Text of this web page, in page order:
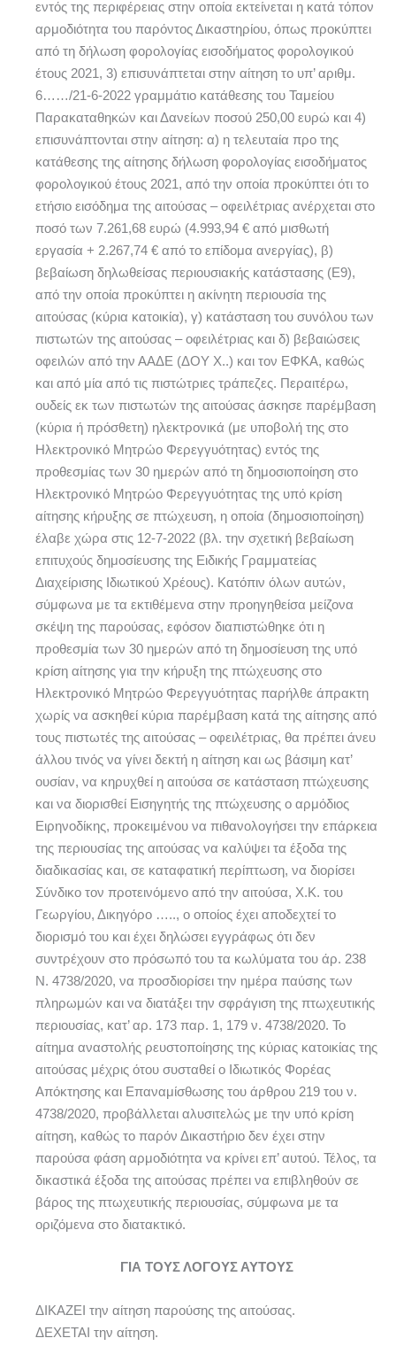
εντός της περιφέρειας στην οποία εκτείνεται η κατά τόπον
αρμοδιότητα του παρόντος Δικαστηρίου, όπως προκύπτει
από τη δήλωση φορολογίας εισοδήματος φορολογικού
έτους 2021, 3) επισυνάπτεται στην αίτηση το υπ’ αριθμ.
6……/21-6-2022 γραμμάτιο κατάθεσης του Ταμείου
Παρακαταθηκών και Δανείων ποσού 250,00 ευρώ και 4)
επισυνάπτονται στην αίτηση: α) η τελευταία προ της
κατάθεσης της αίτησης δήλωση φορολογίας εισοδήματος
φορολογικού έτους 2021, από την οποία προκύπτει ότι το
ετήσιο εισόδημα της αιτούσας – οφειλέτριας ανέρχεται στο
ποσό των 7.261,68 ευρώ (4.993,94 € από μισθωτή
εργασία + 2.267,74 € από το επίδομα ανεργίας), β)
βεβαίωση δηλωθείσας περιουσιακής κατάστασης (Ε9),
από την οποία προκύπτει η ακίνητη περιουσία της
αιτούσας (κύρια κατοικία), γ) κατάσταση του συνόλου των
πιστωτών της αιτούσας – οφειλέτριας και δ) βεβαιώσεις
οφειλών από την ΑΑΔΕ (ΔΟΥ Χ..) και τον ΕΦΚΑ, καθώς
και από μία από τις πιστώτριες τράπεζες. Περαιτέρω,
ουδείς εκ των πιστωτών της αιτούσας άσκησε παρέμβαση
(κύρια ή πρόσθετη) ηλεκτρονικά (με υποβολή της στο
Ηλεκτρονικό Μητρώο Φερεγγυότητας) εντός της
προθεσμίας των 30 ημερών από τη δημοσιοποίηση στο
Ηλεκτρονικό Μητρώο Φερεγγυότητας της υπό κρίση
αίτησης κήρυξης σε πτώχευση, η οποία (δημοσιοποίηση)
έλαβε χώρα στις 12-7-2022 (βλ. την σχετική βεβαίωση
επιτυχούς δημοσίευσης της Ειδικής Γραμματείας
Διαχείρισης Ιδιωτικού Χρέους). Κατόπιν όλων αυτών,
σύμφωνα με τα εκτιθέμενα στην προηγηθείσα μείζονα
σκέψη της παρούσας, εφόσον διαπιστώθηκε ότι η
προθεσμία των 30 ημερών από τη δημοσίευση της υπό
κρίση αίτησης για την κήρυξη της πτώχευσης στο
Ηλεκτρονικό Μητρώο Φερεγγυότητας παρήλθε άπρακτη
χωρίς να ασκηθεί κύρια παρέμβαση κατά της αίτησης από
τους πιστωτές της αιτούσας – οφειλέτριας, θα πρέπει άνευ
άλλου τινός να γίνει δεκτή η αίτηση και ως βάσιμη κατ’
ουσίαν, να κηρυχθεί η αιτούσα σε κατάσταση πτώχευσης
και να διορισθεί Εισηγητής της πτώχευσης ο αρμόδιος
Ειρηνοδίκης, προκειμένου να πιθανολογήσει την επάρκεια
της περιουσίας της αιτούσας να καλύψει τα έξοδα της
διαδικασίας και, σε καταφατική περίπτωση, να διορίσει
Σύνδικο τον προτεινόμενο από την αιτούσα, Χ.Κ. του
Γεωργίου, Δικηγόρο ….., ο οποίος έχει αποδεχτεί το
διορισμό του και έχει δηλώσει εγγράφως ότι δεν
συντρέχουν στο πρόσωπό του τα κωλύματα του άρ. 238
Ν. 4738/2020, να προσδιορίσει την ημέρα παύσης των
πληρωμών και να διατάξει την σφράγιση της πτωχευτικής
περιουσίας, κατ’ αρ. 173 παρ. 1, 179 ν. 4738/2020. Το
αίτημα αναστολής ρευστοποίησης της κύριας κατοικίας της
αιτούσας μέχρις ότου συσταθεί ο Ιδιωτικός Φορέας
Απόκτησης και Επαναμίσθωσης του άρθρου 219 του ν.
4738/2020, προβάλλεται αλυσιτελώς με την υπό κρίση
αίτηση, καθώς το παρόν Δικαστήριο δεν έχει στην
παρούσα φάση αρμοδιότητα να κρίνει επ’ αυτού. Τέλος, τα
δικαστικά έξοδα της αιτούσας πρέπει να επιβληθούν σε
βάρος της πτωχευτικής περιουσίας, σύμφωνα με τα
οριζόμενα στο διατακτικό.
ΓΙΑ ΤΟΥΣ ΛΟΓΟΥΣ ΑΥΤΟΥΣ
ΔΙΚΑΖΕΙ την αίτηση παρούσης της αιτούσας.
ΔΕΧΕΤΑΙ την αίτηση.